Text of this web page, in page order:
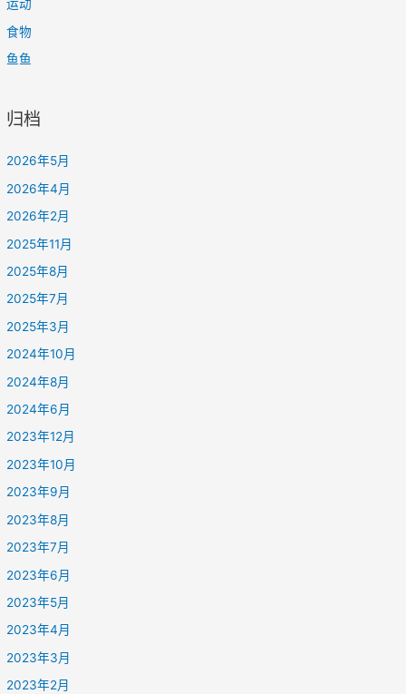
运动
食物
鱼鱼
归档
2026年5月
2026年4月
2026年2月
2025年11月
2025年8月
2025年7月
2025年3月
2024年10月
2024年8月
2024年6月
2023年12月
2023年10月
2023年9月
2023年8月
2023年7月
2023年6月
2023年5月
2023年4月
2023年3月
2023年2月